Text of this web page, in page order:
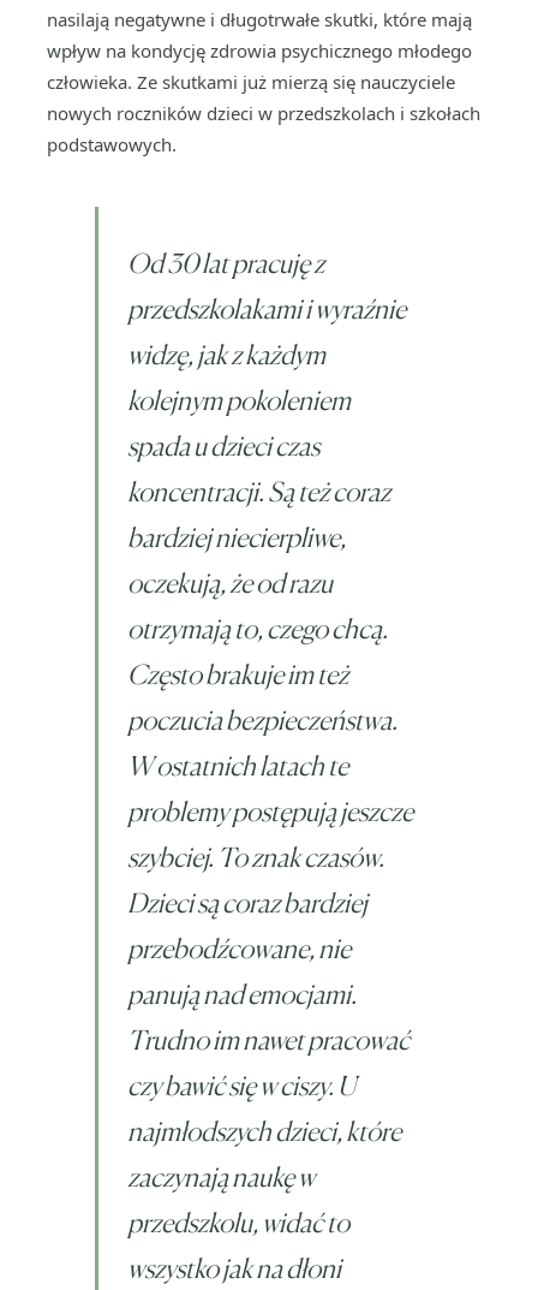
nasilają negatywne i długotrwałe skutki, które mają
wpływ na kondycję zdrowia psychicznego młodego
człowieka. Ze skutkami już mierzą się nauczyciele
nowych roczników dzieci w przedszkolach i szkołach
podstawowych.
Od 30 lat pracuję z
przedszkolakami i wyraźnie
widzę, jak z każdym
kolejnym pokoleniem
spada u dzieci czas
koncentracji. Są też coraz
bardziej niecierpliwe,
oczekują, że od razu
otrzymają to, czego chcą.
Często brakuje im też
poczucia bezpieczeństwa.
W ostatnich latach te
problemy postępują jeszcze
szybciej. To znak czasów.
Dzieci są coraz bardziej
przebodźcowane, nie
panują nad emocjami.
Trudno im nawet pracować
czy bawić się w ciszy. U
najmłodszych dzieci, które
zaczynają naukę w
przedszkolu, widać to
wszystko jak na dłoni